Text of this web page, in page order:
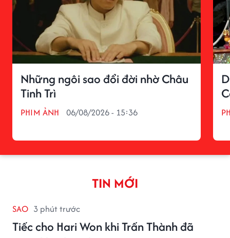
Những ngôi sao đổi đời nhờ Châu
Tinh Trì
PHIM ẢNH 06/08/2026 - 15:36
TIN MỚI
SAO 3 phút trước
Tiếc cho Hari Won khi Trấn Thành đã